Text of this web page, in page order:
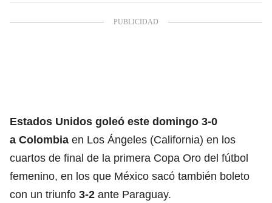
Estados Unidos goleó este domingo 3-0
a Colombia en Los Ángeles (California) en los
cuartos de final de la primera Copa Oro del fútbol
femenino, en los que México sacó también boleto
con un triunfo 3-2 ante Paraguay.